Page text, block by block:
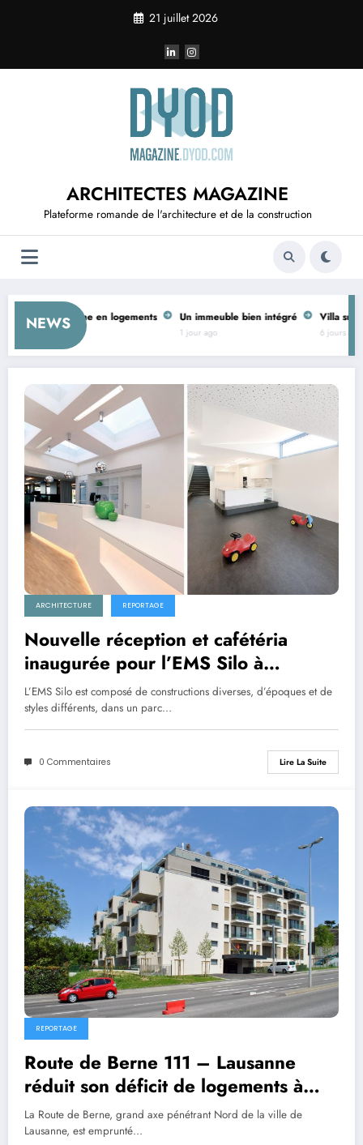
21 juillet 2026
ARCHITECTES MAGAZINE
Plateforme romande de l'architecture et de la construction
NEWS
de ferme en logements Un immeuble bien intégré
1 jour ago
Villa sur le Lac
6 jours ago
ARCHITECTURE REPORTAGE
Nouvelle réception et cafétéria
inaugurée pour l’EMS Silo à
Echichens
L’EMS Silo est composé de constructions diverses, d’époques et de
styles différents, dans un parc…
0 Commentaires Lire La Suite
REPORTAGE
Route de Berne 111 – Lausanne
réduit son déficit de logements à
loyers abordables
La Route de Berne, grand axe pénétrant Nord de la ville de
Lausanne, est emprunté…